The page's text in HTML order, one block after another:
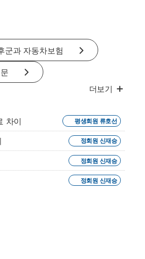
군과 자동차보험
차이 평생회원 류호선
정회원 신재승
정회원 신재승
정회원 신재승
더보기